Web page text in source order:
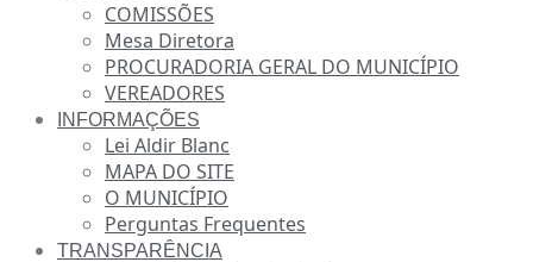
COMISSÕES
Mesa Diretora
PROCURADORIA GERAL DO MUNICÍPIO
VEREADORES
INFORMAÇÕES
Lei Aldir Blanc
MAPA DO SITE
O MUNICÍPIO
Perguntas Frequentes
TRANSPARÊNCIA